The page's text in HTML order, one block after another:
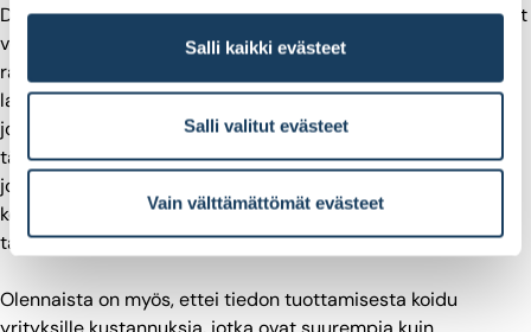
Salli kaikki evästeet
Salli valitut evästeet
Vain välttämättömät evästeet
Direktiiviehdotus on aika hyvin laadittu, mutta yksityiskohdat
voivat osoittautua ongelmaksi: valtaosa
raportointivaatimuksista tulee sisältymään myöhemmin
laadittaviin niin kutsuttuihin teknisiin sääntelystandardeihin,
joiden tarkemmasta sisällöstä ei ole vielä tietoa. On erittäin
tärkeää, että myös tulevat tekniset sääntelystandardit
johtavat tasapainoiseen lopputulokseen. Raportoitavan
kestävyystiedon on oltava tietoa hyödyntävien tahojen
tarpeiden kannalta olennaista ja hyödyllistä.
Olennaista on myös, ettei tiedon tuottamisesta koidu